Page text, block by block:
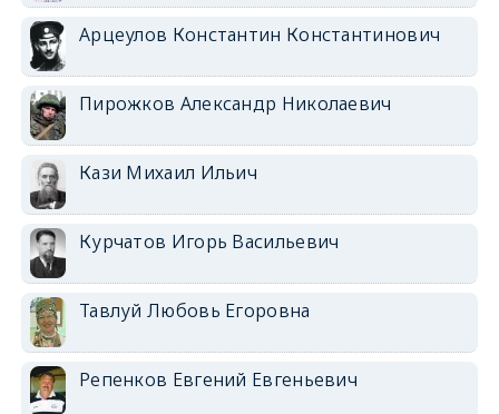
Арцеулов Константин Константинович
Пирожков Александр Николаевич
Кази Михаил Ильич
Курчатов Игорь Васильевич
Тавлуй Любовь Егоровна
Репенков Евгений Евгеньевич